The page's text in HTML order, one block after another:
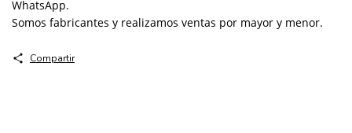
WhatsApp.
Somos fabricantes y realizamos ventas por mayor y menor.
Compartir